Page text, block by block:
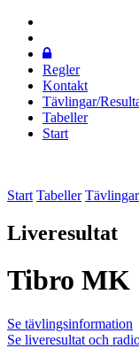
Regler
Kontakt
Tävlingar/
Tabeller
Start
Start Tabeller
Liveresultat
Tibro MK
Se tävlingsinformation
Se liveresultat och